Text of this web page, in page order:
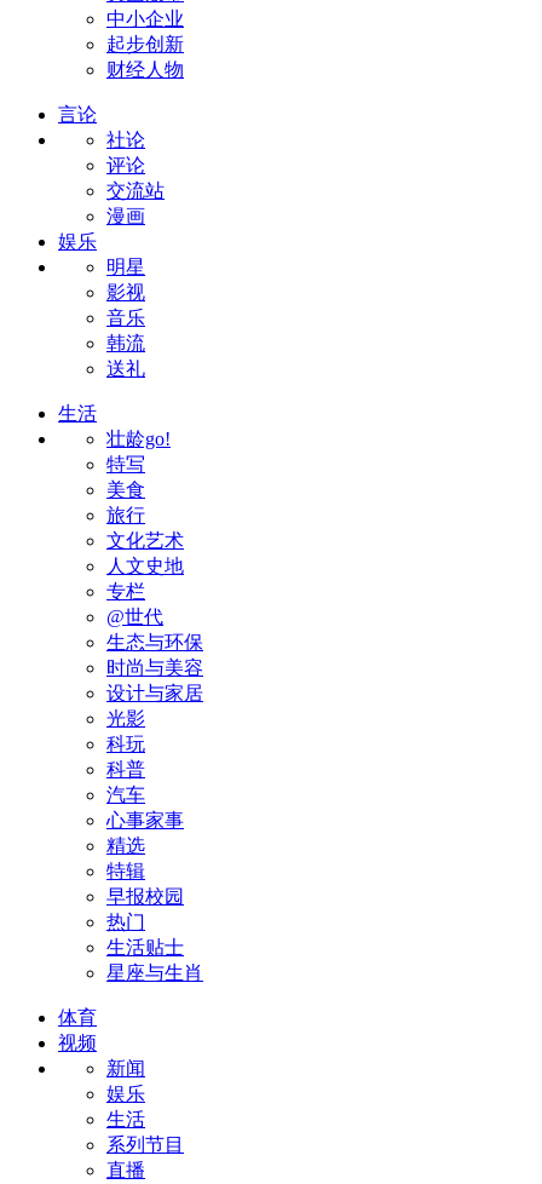
中小企业
起步创新
财经人物
言论
社论
评论
交流站
漫画
娱乐
明星
影视
音乐
韩流
送礼
生活
壮龄go!
特写
美食
旅行
文化艺术
人文史地
专栏
@世代
生态与环保
时尚与美容
设计与家居
光影
科玩
科普
汽车
心事家事
精选
特辑
早报校园
热门
生活贴士
星座与生肖
体育
视频
新闻
娱乐
生活
系列节目
直播